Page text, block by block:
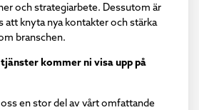
och strategiarbete. Dessutom är
att knyta nya kontakter och stärka
branschen.
kommer ni visa upp på
en stor del av vårt omfattande